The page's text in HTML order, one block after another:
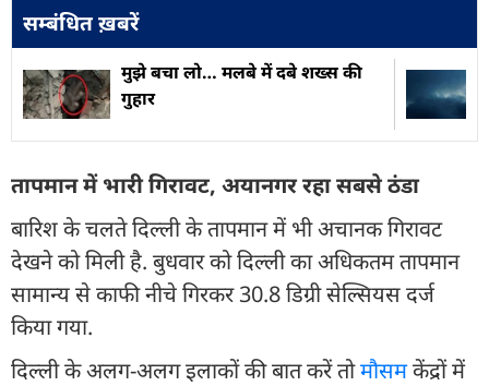
सम्बंधित ख़बरें
मुझे बचा लो… मलबे में दबे शख्स की
गुहार
तापमान में भारी गिरावट, अयानगर रहा सबसे ठंडा
बारिश के चलते दिल्ली के तापमान में भी अचानक गिरावट
देखने को मिली है. बुधवार को दिल्ली का अधिकतम तापमान
सामान्य से काफी नीचे गिरकर 30.8 डिग्री सेल्सियस दर्ज
किया गया.
दिल्ली के अलग-अलग इलाकों की बात करें तोमौसमकेंद्रों में